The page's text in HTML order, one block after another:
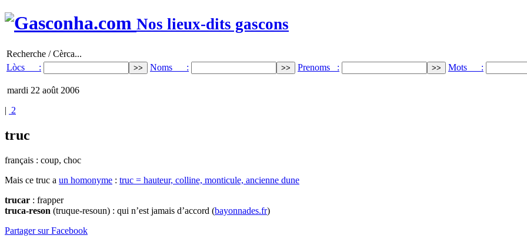
Nos lieux-dits gascons
Recherche / Cèrca...
Lòcs :
Noms : Prenoms : Mots :
mardi 22 août 2006
| 2
truc
français : coup, choc
Mais ce truc a un homonyme : truc = hauteur, colline, monticule, ancienne dune
trucar : frapper
truca-reson (truque-resoun) : qui n’est jamais d’accord (bayonnades.fr)
Partager sur Facebook